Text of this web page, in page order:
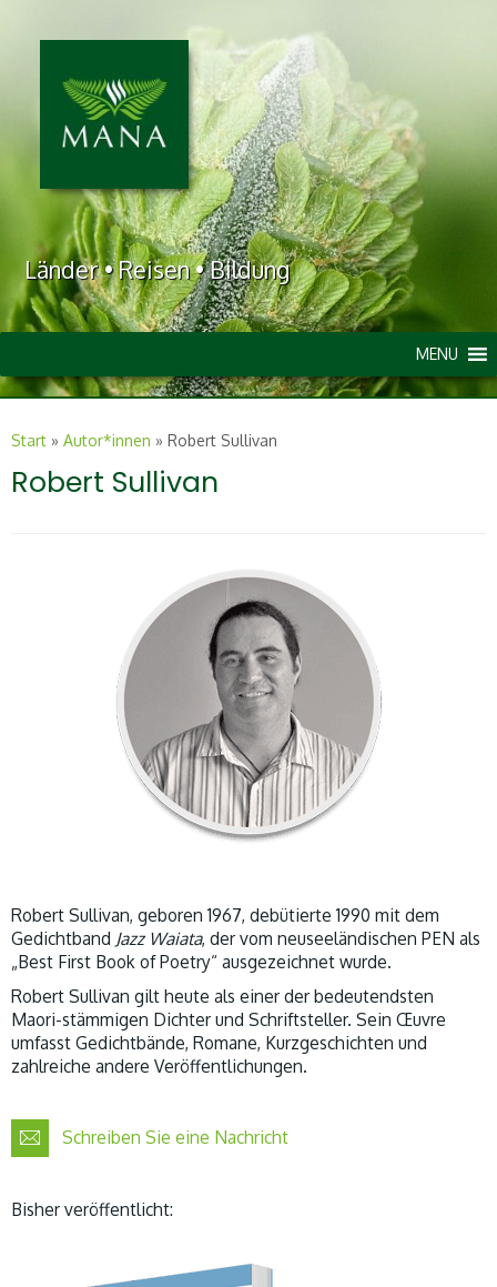
Länder • Reisen • Bildung
MENU
Start » Autor*innen » Robert Sullivan
Robert Sullivan
Robert Sullivan, geboren 1967, debütierte 1990 mit dem
Gedichtband Jazz Waiata, der vom neuseeländischen PEN als
„Best First Book of Poetry“ ausgezeichnet wurde.
Robert Sullivan gilt heute als einer der bedeutendsten
Maori-stämmigen Dichter und Schriftsteller. Sein Œuvre
umfasst Gedichtbände, Romane, Kurzgeschichten und
zahlreiche andere Veröffentlichungen.
Schreiben Sie eine Nachricht
Bisher veröffentlicht: